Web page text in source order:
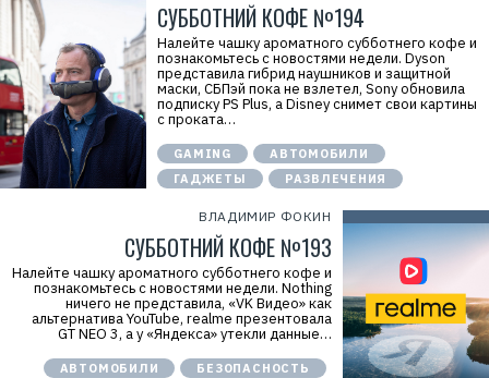
СУББОТНИЙ КОФЕ №194
Налейте чашку ароматного субботнего кофе и
познакомьтесь с новостями недели. Dyson
представила гибрид наушников и защитной
маски, СБПэй пока не взлетел, Sony обновила
подписку PS Plus, а Disney снимет свои картины
с проката…
GAMING
АВТОМОБИЛИ
ГАДЖЕТЫ
РАЗВЛЕЧЕНИЯ
ВЛАДИМИР ФОКИН
СУББОТНИЙ КОФЕ №193
Налейте чашку ароматного субботнего кофе и
познакомьтесь с новостями недели. Nothing
ничего не представила, «VK Видео» как
альтернатива YouTube, realme презентовала
GT NEO 3, а у «Яндекса» утекли данные…
АВТОМОБИЛИ
БЕЗОПАСНОСТЬ